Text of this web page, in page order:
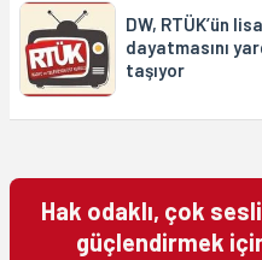
DW, RTÜK’ün
dayatmasını
taşıyor
Hak odaklı, çok
güçlendirmek